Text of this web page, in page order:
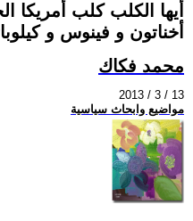
أيها الكلب كلب أمريكا
أخناتون و فينوس و
محمد فكاك
2013 / 3 / 13
مواضيع وابحاث سياسية